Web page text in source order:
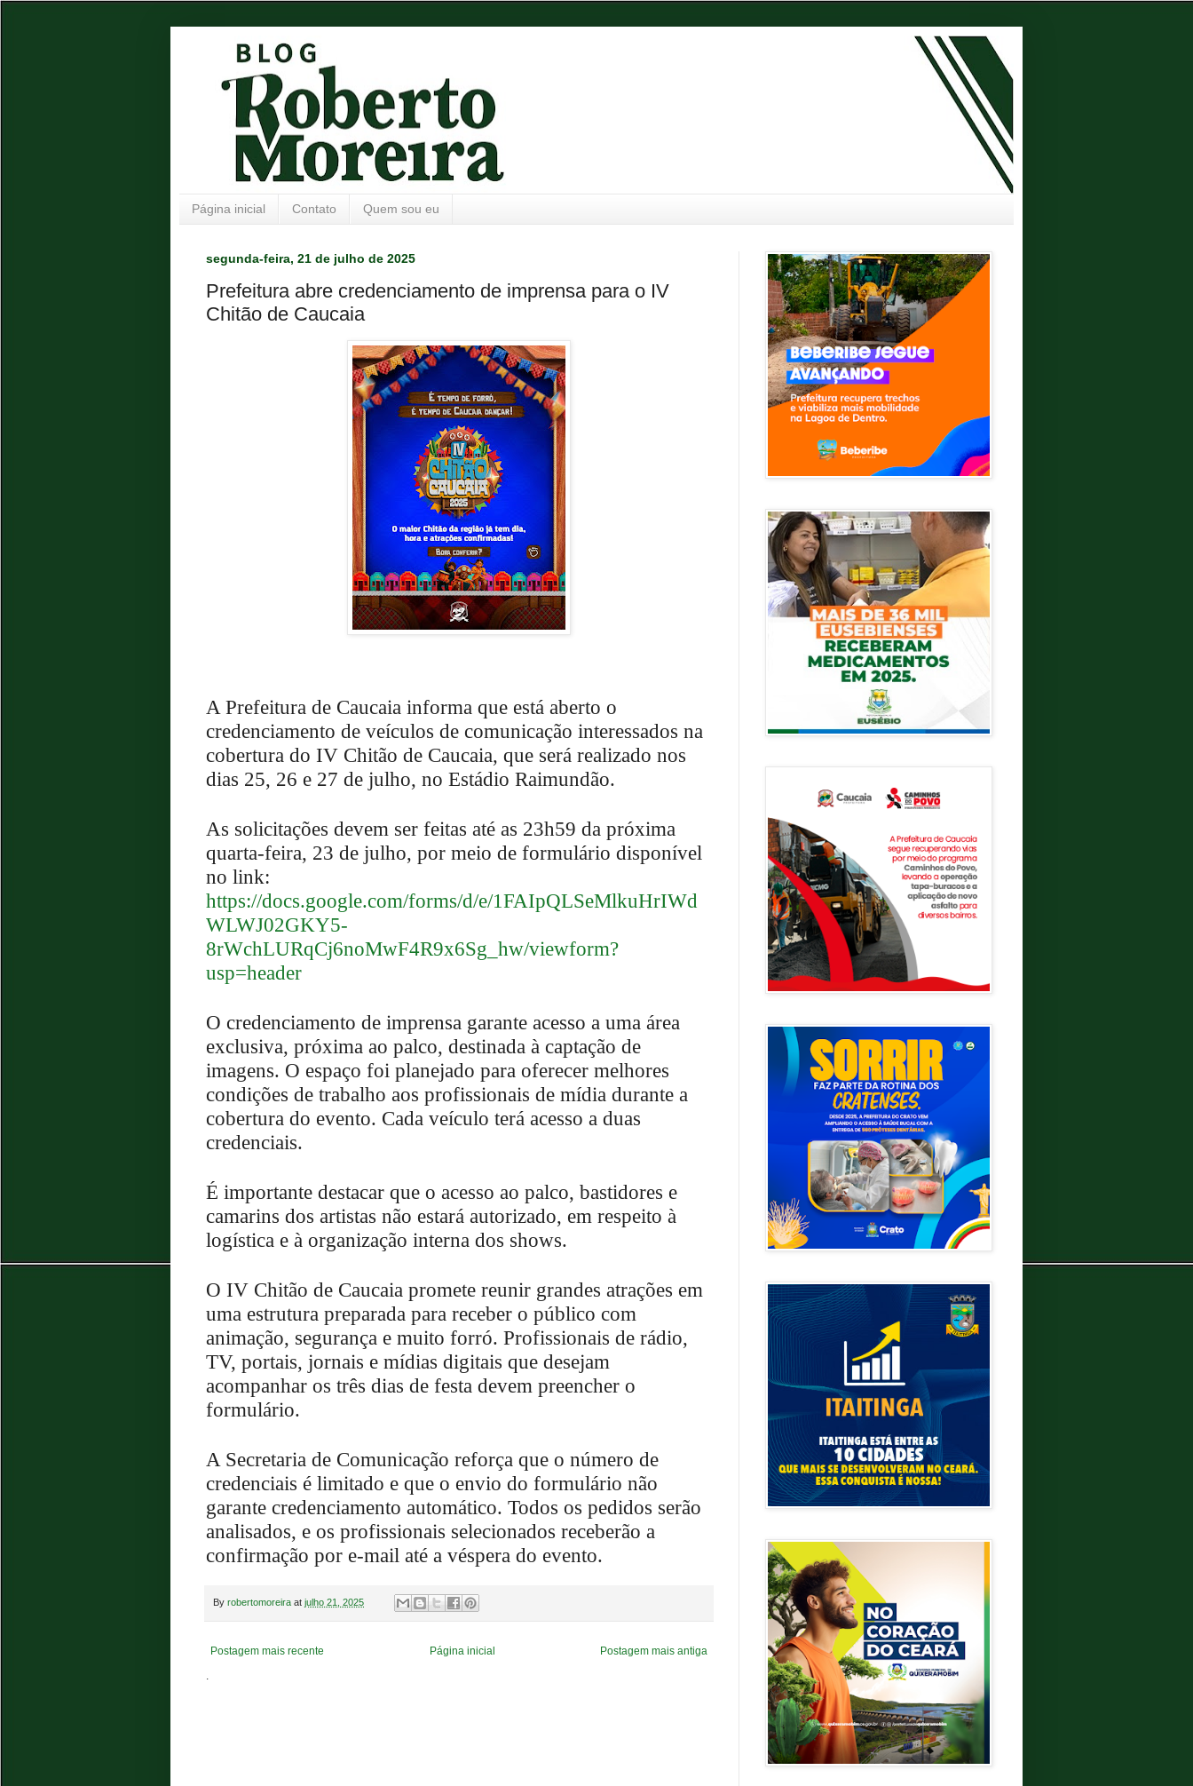
Página inicial Contato Quem sou eu
segunda-feira, 21 de julho de 2025
Prefeitura abre credenciamento de imprensa para o IV
Chitão de Caucaia
A Prefeitura de Caucaia informa que está aberto o
credenciamento de veículos de comunicação interessados na
cobertura do IV Chitão de Caucaia, que será realizado nos
dias 25, 26 e 27 de julho, no Estádio Raimundão.
As solicitações devem ser feitas até as 23h59 da próxima
quarta-feira, 23 de julho, por meio de formulário disponível
no link:
https://docs.google.com/forms/d/e/1FAIpQLSeMlkuHrIWd
WLWJ02GKY5-
8rWchLURqCj6noMwF4R9x6Sg_hw/viewform?
usp=header
O credenciamento de imprensa garante acesso a uma área
exclusiva, próxima ao palco, destinada à captação de
imagens. O espaço foi planejado para oferecer melhores
condições de trabalho aos profissionais de mídia durante a
cobertura do evento. Cada veículo terá acesso a duas
credenciais.
É importante destacar que o acesso ao palco, bastidores e
camarins dos artistas não estará autorizado, em respeito à
logística e à organização interna dos shows.
O IV Chitão de Caucaia promete reunir grandes atrações em
uma estrutura preparada para receber o público com
animação, segurança e muito forró. Profissionais de rádio,
TV, portais, jornais e mídias digitais que desejam
acompanhar os três dias de festa devem preencher o
formulário.
A Secretaria de Comunicação reforça que o número de
credenciais é limitado e que o envio do formulário não
garante credenciamento automático. Todos os pedidos serão
analisados, e os profissionais selecionados receberão a
confirmação por e-mail até a véspera do evento.
By robertomoreira at julho 21, 2025
Postagem mais recente Postagem mais antiga
Página inicial
.